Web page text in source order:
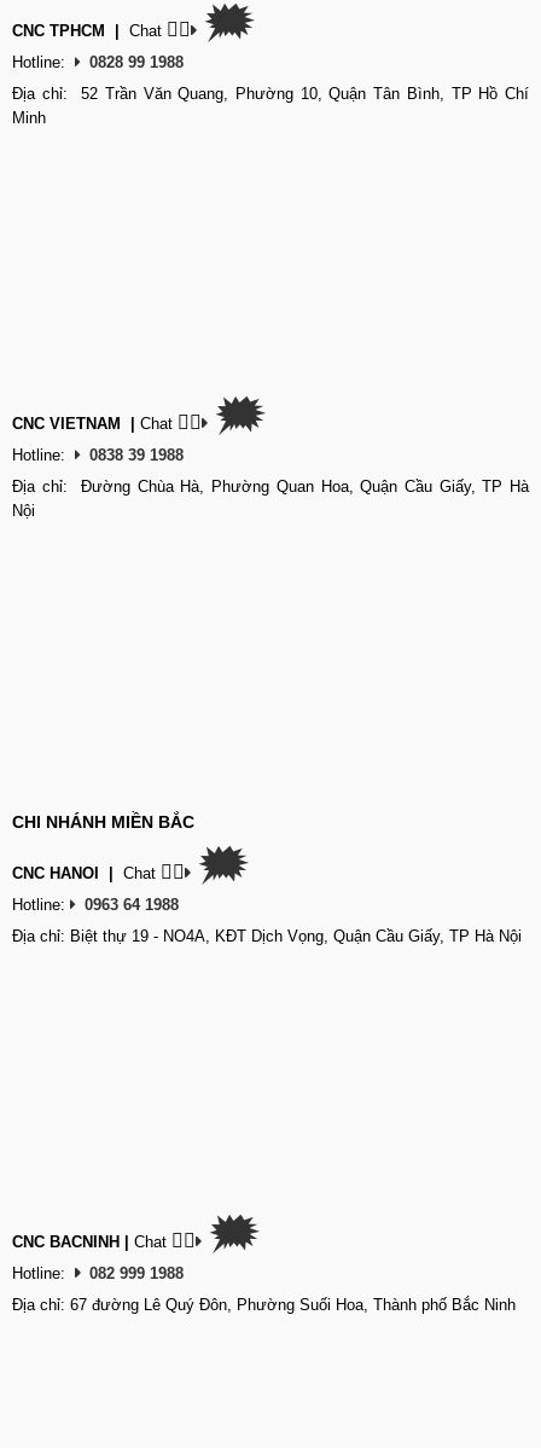
CNC TPHCM Chat 👉🏽 🗯
Hotline:
0828 99 1988
Địa chỉ: 52 Trần Văn Quang, Phường 10, Quận Tân Bình, TP Hồ Chí
Minh
CNC VIETNAM Chat 👉🏽 🗯
Hotline:
0838 39 1988
Địa chỉ: Đường Chùa Hà, Phường Quan Hoa, Quận Cầu Giấy, TP Hà
Nội
CHI NHÁNH MIỀN BẮC
CNC HANOI Chat 👉🏽 🗯
Hotline:
0963 64 1988
Địa chỉ: Biệt thự 19 - NO4A, KĐT Dịch Vọng, Quận Cầu Giấy, TP Hà Nội
CNC BACNINH Chat 👉🏽 🗯
Hotline:
082 999 1988
Địa chỉ: 67 đường Lê Quý Đôn, Phường Suối Hoa, Thành phố Bắc Ninh